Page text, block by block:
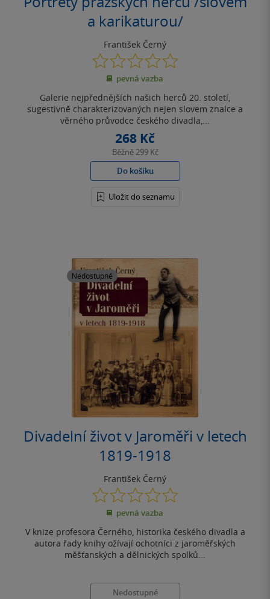
a karikaturou/
František Černý
0.0
z
5
pevná vazba
Galerie nejpřednějších našich herců 20. století,
sugestivně charakterizovaných nejen slovem znalce a
věrného průvodce českého divadla,...
268 Kč
Běžně299 Kč
Do košíku
Uložit do seznamu
Nedostupné
Divadelní život v Jaroměři v letech
1819-1918
František Černý
0.0
z
5
pevná vazba
V knize profesora Černého, historika českého divadla a
autora řady knihy ožívají ochotníci z jaroměřských
měšťanských a dělnických spolků...
Nedostupné